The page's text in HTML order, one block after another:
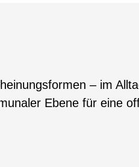
– im
Ebene für eine